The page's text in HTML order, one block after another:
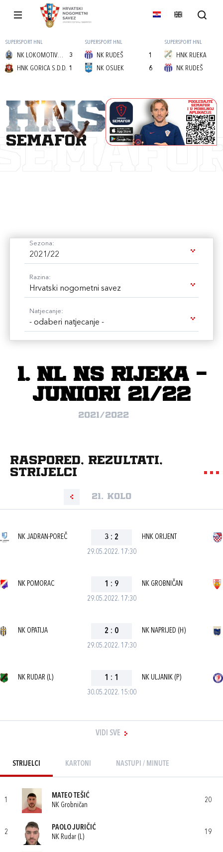
SUPERSPORT HNL
NK LOKOMOTIVA (Z)
3
1
HNK GORICA S.D.D.
SUPERSPORT HNL
NK RUDEŠ
1
6
NK OSIJEK
SUPERSPORT HNL
HNK RIJEKA
NK RUDEŠ
semafor
Sezona:
2021/22
Razina:
Hrvatski nogometni savez
Natjecanje:
- odaberi natjecanje -
1. NL NS Rijeka -
juniori 21/22
2021/2022
Raspored, rezultati,
strijelci
21. kolo
29.05.2022. 17:30
NK JADRAN-POREČ 3 : 2 HNK ORIJENT
29.05.2022. 17:30
NK POMORAC 1 : 9 NK GROBNIČAN
29.05.2022. 17:30
NK OPATIJA 2 : 0 NK NAPRIJED (H)
30.05.2022. 15:00
NK RUDAR (L) 1 : 1 NK ULJANIK (P)
VIDI SVE
STRIJELCI KARTONI NASTUPI / MINUTE
1
MATEO TEŠIĆ
NK Grobničan
20
2
PAOLO JURIČIĆ
NK Rudar (L)
19